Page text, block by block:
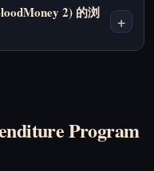
2) 的浏
+
Program